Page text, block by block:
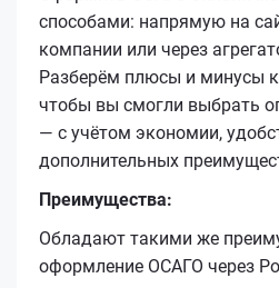
способами: напрямую на
компании или через
Разберём плюсы и минусы
чтобы вы смогли выбрать
— с учётом экономии,
дополнительных
Преимущества:
Обладают такими же
оформление ОСАГО через